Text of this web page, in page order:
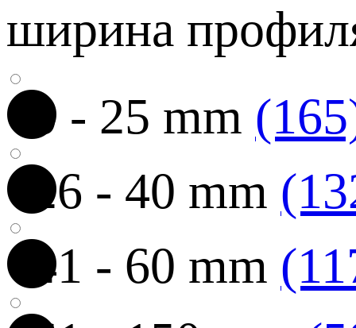
ширина
0 - 25 mm
26 - 40 mm
41 - 60 mm